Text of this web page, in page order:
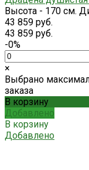
Высота - 170 см.
43 859 руб.
43 859 руб.
-0%
×
Выбрано
заказа
В корзину
Добавлено
В корзину
Добавлено